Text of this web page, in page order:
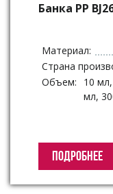
Банка РР
Материал:
Страна
Объем:
10
мл,
ПОДРОБНЕЕ